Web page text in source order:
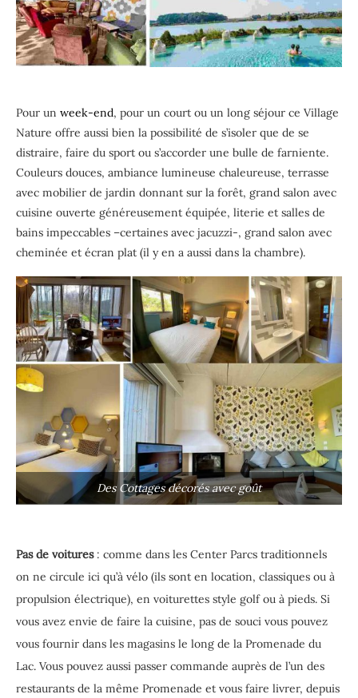
Pour un week-end, pour un court ou un long séjour ce Village
Nature offre aussi bien la possibilité de s’isoler que de se
distraire, faire du sport ou s’accorder une bulle de farniente.
Couleurs douces, ambiance lumineuse chaleureuse, terrasse
avec mobilier de jardin donnant sur la forêt, grand salon avec
cuisine ouverte généreusement équipée, literie et salles de
bains impeccables –certaines avec jacuzzi-, grand salon avec
cheminée et écran plat (il y en a aussi dans la chambre).
Des Cottages décorés avec goût
Pas de voitures: comme dans les Center Parcs traditionnels
on ne circule ici qu’à vélo (ils sont en location, classiques ou à
propulsion électrique), en voiturettes style golf ou à pieds. Si
vous avez envie de faire la cuisine, pas de souci vous pouvez
vous fournir dans les magasins le long de la Promenade du
Lac. Vous pouvez aussi passer commande auprès de l’un des
restaurants de la même Promenade et vous faire livrer, depuis